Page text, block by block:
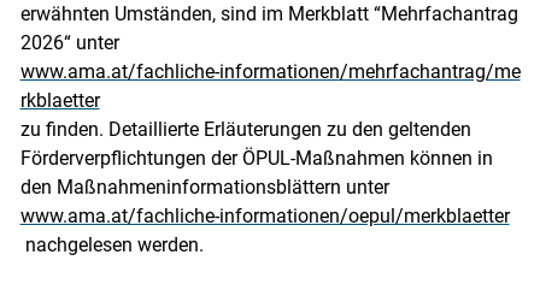
erwähnten Umständen, sind im Merkblatt “Mehrfachantrag
2026“ unter
www.ama.at/fachliche-informationen/mehrfachantrag/me
rkblaetter
zu finden. Detaillierte Erläuterungen zu den geltenden
Förderverpflichtungen der ÖPUL-Maßnahmen können in
den Maßnahmeninformationsblättern unter
www.ama.at/fachliche-informationen/oepul/merkblaetter
nachgelesen werden.